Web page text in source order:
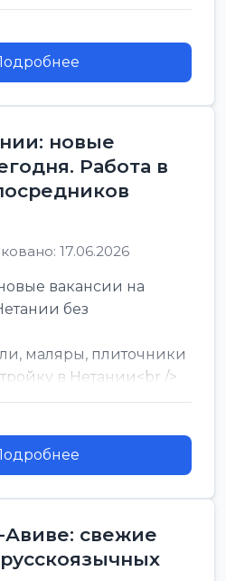
новые
Работа в
17.06.2026
вакансии на
без
маляры, плиточники
в Нетании<br />
уборщи...
Авиве: свежие